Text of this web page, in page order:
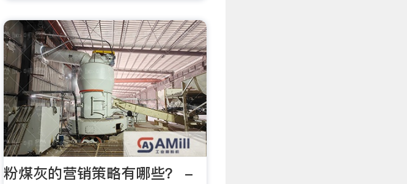
粉煤灰的营销策略有哪些？ -